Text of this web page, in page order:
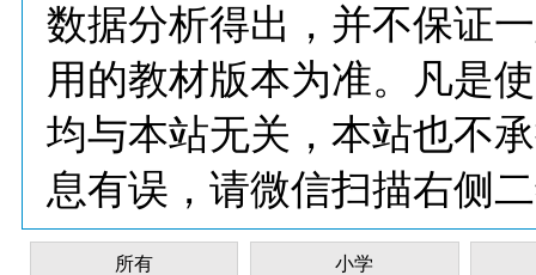
数据分析得出，并不保证
用的教材版本为准。凡是
均与本站无关，本站也不
息有误，请微信扫描右侧
所有 小学